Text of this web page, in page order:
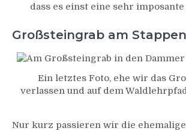
dass es einst eine sehr
Großsteingrab am
Ein letztes Foto, ehe wir das
verlassen und auf dem
Nur kurz passieren wir die ehemalige